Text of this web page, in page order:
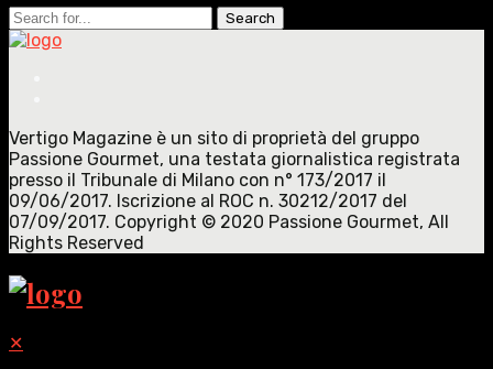
Search
for:
Vertigo Magazine è un sito di proprietà del gruppo
Passione Gourmet, una testata giornalistica registrata
presso il Tribunale di Milano con n° 173/2017 il
09/06/2017. Iscrizione al ROC n. 30212/2017 del
07/09/2017. Copyright © 2020 Passione Gourmet, All
Rights Reserved
✕